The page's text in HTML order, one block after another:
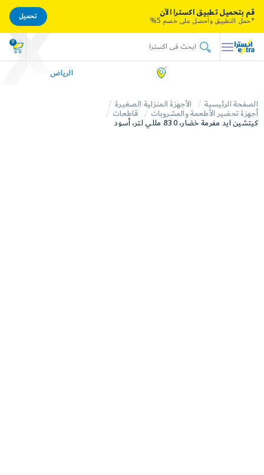
0
الرياض
الصفحة الرئيسية
الأجهزة المنزلية الصغيرة
أجهزة تحضير الأطعمة والمشروبات
قاطعات
كيتشين ايد مفرمة خضار، 830 مللي لتر، أسود
قم بتحميل تطبيق اكسترا الآن
*حمل التطبيق واحصل على خصم 5%
تحميل